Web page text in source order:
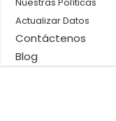
Actualizar Datos
Contáctenos
Blog